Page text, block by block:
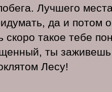
Лучшего
да и потом
такое тебе
ты
Лесу!